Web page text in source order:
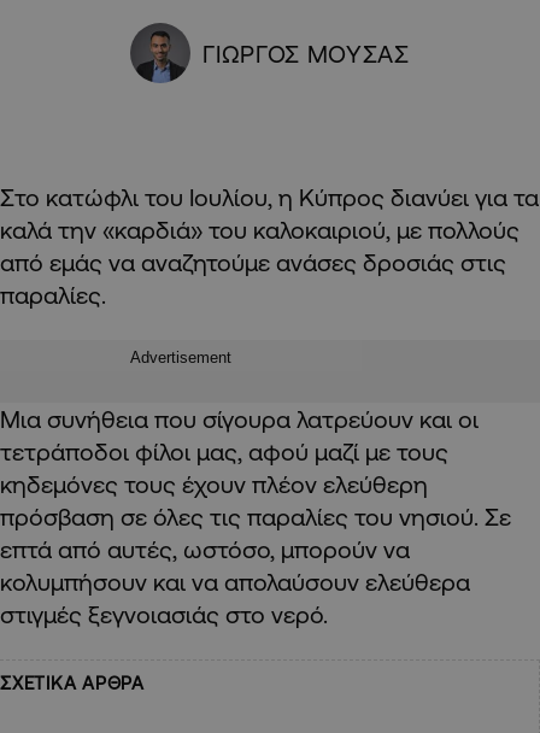
ΓΙΩΡΓΟΣ ΜΟΥΣΑΣ
Στο κατώφλι του Ιουλίου, η Κύπρος διανύει για τα
καλά την «καρδιά» του καλοκαιριού, με πολλούς
από εμάς να αναζητούμε ανάσες δροσιάς στις
παραλίες.
Advertisement
Μια συνήθεια που σίγουρα λατρεύουν και οι
τετράποδοι φίλοι μας, αφού μαζί με τους
κηδεμόνες τους έχουν πλέον ελεύθερη
πρόσβαση σε όλες τις παραλίες του νησιού. Σε
επτά από αυτές, ωστόσο, μπορούν να
κολυμπήσουν και να απολαύσουν ελεύθερα
στιγμές ξεγνοιασιάς στο νερό.
ΣΧΕΤΙΚΑ ΑΡΘΡΑ